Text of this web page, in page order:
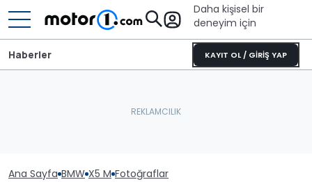
Daha kişisel bir
deneyim için
KAYIT OL / GİRİŞ YAP
Haberler
Ana Sayfa BMW X5 M Fotoğraflar